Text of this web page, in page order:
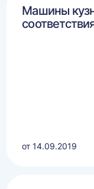
Машины
от 14.09.2019